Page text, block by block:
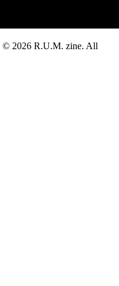
© 2026 R.U.M. zine. All